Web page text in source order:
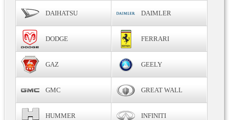
DAIHATSU DAIMLER
DODGE FERRARI
GAZ GEELY
GMC GREAT WALL
HUMMER INFINITI